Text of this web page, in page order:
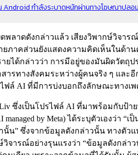
Android กำลังระบาดหนักผ่านทางโฆษณาปล
พลาดดังกล่าวแล้ว เสียงวิพากษ์วิจาร
ภาคส่วนยังแสดงความคิดเห็นในด้า
ายได้กล่าวว่า การมีอยู่ของมันผิดวัต
ารทางสังคมระหว่างผู้คนจริง ๆ และ
ฟล์ AI ที่มีการบ่งบอกถึงลักษณะทางเพ
ซึ่งเป็นโปรไฟล์ AI ที่มาพร้อมกับป้า
managed by Meta) ได้ระบุตัวเองว่า
น” ซึ่งจากข้อมูลดังกล่าวนั้น ทางตัวแท
วิจารณ์อย่างรุนแรงว่า “ข้อมูลดังกล่า